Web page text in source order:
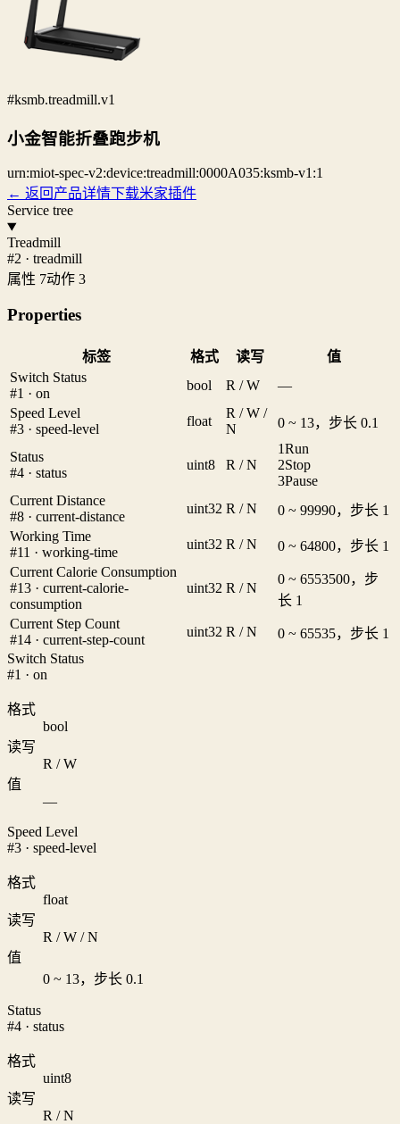
#ksmb.treadmill.v1
小金智能折叠跑步机
urn:miot-spec-v2:device:treadmill:0000A035:ksmb-v1:1
← 返回产品详情下载米家插件
Service tree
Treadmill
#2 · treadmill
属性 7动作 3
Properties
标签 格式 读写
值
Switch Status
#1 · on
bool R / W
—
Speed Level
#3 · speed-level
float
R / W /
N
0 ~ 13，步长 0.1
Status
#4 · status
uint8 R / N
1Run
2Stop
3Pause
Current Distance
#8 · current-distance
uint32 R / N
0 ~ 99990，步长 1
Working Time
#11 · working-time
uint32 R / N
0 ~ 64800，步长 1
Current Calorie Consumption
#13 · current-calorie-
consumption
uint32 R / N
0 ~ 6553500，步
长 1
Current Step Count
#14 · current-step-count
uint32 R / N
0 ~ 65535，步长 1
Switch Status
#1 · on
格式
bool
读写
R / W
值
—
Speed Level
#3 · speed-level
格式
float
读写
R / W / N
值
0 ~ 13，步长 0.1
Status
#4 · status
格式
uint8
读写
R / N